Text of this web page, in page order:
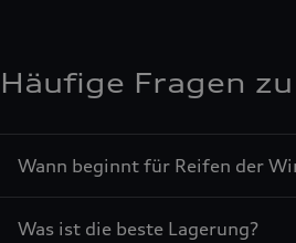
Häufige Fragen
Wann beginnt für Reifen der
Was ist die beste Lagerung?